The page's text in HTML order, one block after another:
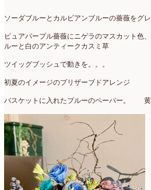
ソーダブルーとカルビアンブルーの薔薇をグ
ピュアパープル薔薇にニゲラのマスカット色
ルーと白のアンティークカスミ草
ツイッグブッシュで動きを。。。
初夏のイメージのプリザーブドアレンジ
バスケットに入れたブルーのペーパー。 黄